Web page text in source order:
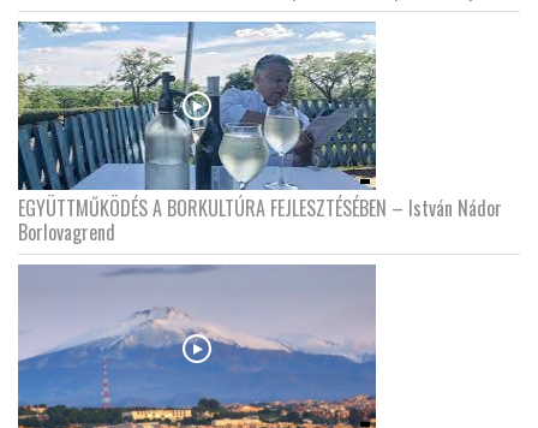
EGYÜTTMŰKÖDÉS A BORKULTÚRA FEJLESZTÉSÉBEN – István Nádor
Borlovagrend